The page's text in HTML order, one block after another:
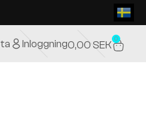
Inloggning0,00SEK 0